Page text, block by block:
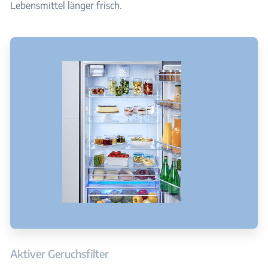
Lebensmittel länger frisch.
Aktiver Geruchsfilter